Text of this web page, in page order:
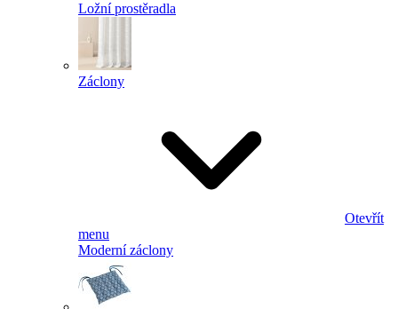
Ložní prostěradla
Záclony
Otevřít
menu
Moderní záclony